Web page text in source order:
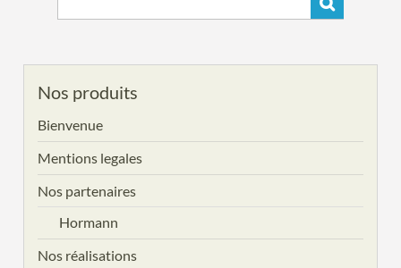
Nos produits
Bienvenue
Mentions legales
Nos partenaires
Hormann
Nos réalisations